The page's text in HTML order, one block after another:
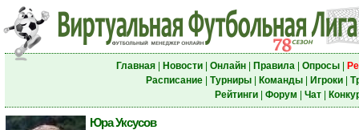
Главная| Новости| Онлайн| Правила| Опросы|
Расписание| Турниры| Команды| Игроки|
Рейтинги| Форум Чат|
Юра Уксусов